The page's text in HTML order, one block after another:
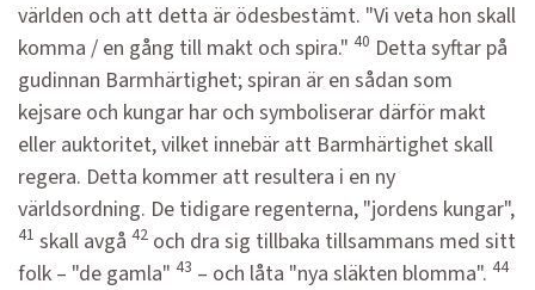
världen och att detta är ödesbestämt. "Vi veta hon skall
komma / en gång till makt och spira." 40 Detta syftar på
gudinnan Barmhärtighet; spiran är en sådan som
kejsare och kungar har och symboliserar därför makt
eller auktoritet, vilket innebär att Barmhärtighet skall
regera. Detta kommer att resultera i en ny
världsordning. De tidigare regenterna, "jordens kungar",
41 skall avgå 42 och dra sig tillbaka tillsammans med sitt
folk – "de gamla" 43 – och låta "nya släkten blomma". 44